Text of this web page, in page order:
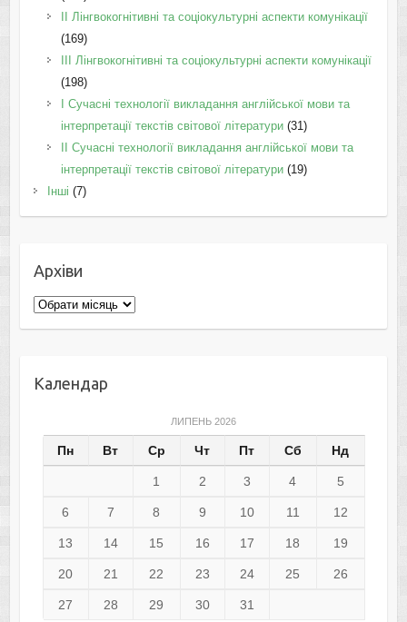
IІ Лінгвокогнітивні та соціокультурні аспекти комунікації
(169)
IІI Лінгвокогнітивні та соціокультурні аспекти комунікації
(198)
I Cучасні технології викладання англійської мови та
інтерпретації текстів світової літератури(31)
II Cучасні технології викладання англійської мови та
інтерпретації текстів світової літератури(19)
Інші (7)
Архіви
Архіви
Календар
ЛИПЕНЬ 2026
Пн Вт Ср Чт Пт Сб Нд
1 2 3 4 5
6 7 8 9 10 11 12
13 14 15 16 17 18 19
20 21 22 23 24 25 26
27 28 29 30
31